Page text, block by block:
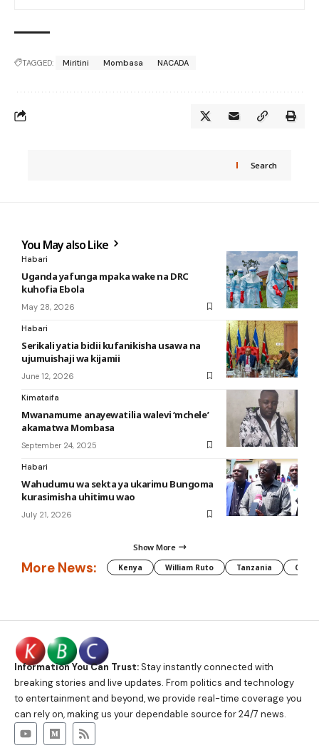
TAGGED: Miritini Mombasa NACADA
Search
You May also Like
Habari
Uganda yafunga mpaka wake na DRC
kuhofia Ebola
May 28, 2026
Habari
Serikali yatia bidii kufanikisha usawa na
ujumuishaji wa kijamii
June 12, 2026
Kimataifa
Mwanamume anayewatilia walevi ‘mchele’
akamatwa Mombasa
September 24, 2025
Habari
Wahudumu wa sekta ya ukarimu Bungoma
kurasimisha uhitimu wao
July 21, 2026
Show More
More News: Kenya William Ruto Tanzania CAF
Information You Can Trust:Stay instantly connected with
breaking stories and live updates. From politics and technology
to entertainment and beyond, we provide real-time coverage you
can rely on, making us your dependable source for 24/7 news.